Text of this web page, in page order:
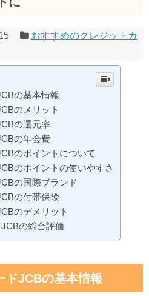
おすすめのクレジットカ
の基本情報
のメリット
の還元率
の年会費
のポイントについて
のポイントの使いやすさ
の国際ブランド
の付帯保険
のデメリット
の総合評価
ドJCBの基本情報